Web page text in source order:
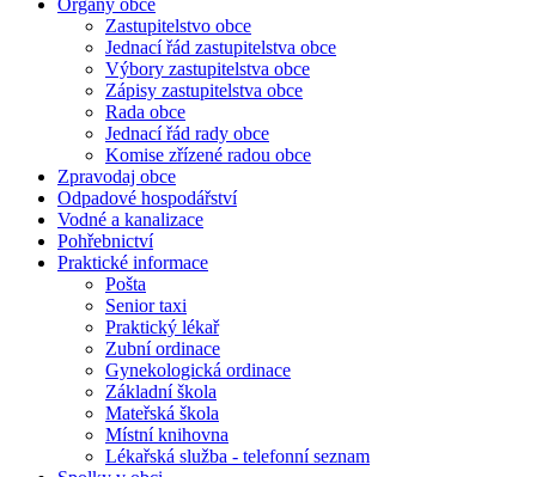
Zastupitelstvo obce
Jednací řád zastupitelstva obce
Výbory zastupitelstva obce
Zápisy zastupitelstva obce
Rada obce
Jednací řád rady obce
Komise zřízené radou obce
Zpravodaj obce
Odpadové hospodářství
Vodné a kanalizace
Pohřebnictví
Praktické informace
Pošta
Senior taxi
Praktický lékař
Zubní ordinace
Gynekologická ordinace
Základní škola
Mateřská škola
Místní knihovna
Lékařská služba - telefonní seznam